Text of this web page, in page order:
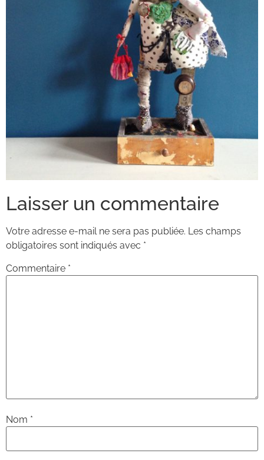
Laisser un commentaire
Votre adresse e-mail ne sera pas publiée. Les champs
obligatoires sont indiqués avec *
Commentaire *
Nom *